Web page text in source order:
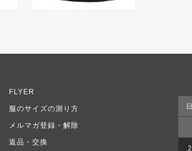
日
2
FLYER
服のサイズの測り方
メルマガ登録・解除
返品・交換